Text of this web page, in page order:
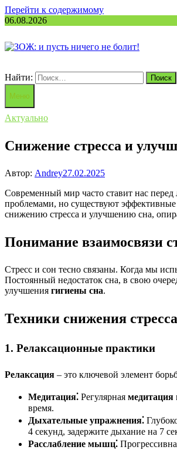
Перейти к содержимому
06.08.2026
Найти:
Меню
Актуально
Снижение стресса и
Автор: Andrey27.02.2025
Современный мир часто ставит нас перед
проблемами, но существуют
снижению стресса и улучшению сна,
Понимание взаимосвязи
Стресс и сон тесно связаны. Когда мы
Постоянный недостаток сна, в свою
улучшения гигиены сна.
Техники снижения стресса
1. Релаксационные практики
Релаксация – это ключевой элемент
Медитация⁚ Регулярная медитация
время.
Дыхательные упражнения⁚
4 секунд, задержите дыхание на 7
Расслабление мышц⁚